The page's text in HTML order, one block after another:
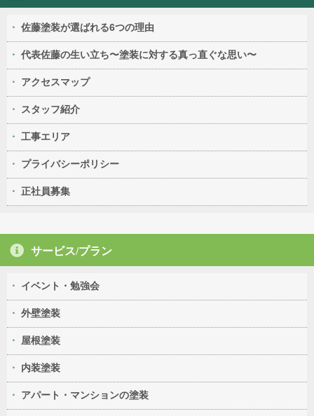
佐藤塗装が選ばれる6つの理由
代表佐藤の生い立ち〜塗装に対する真っ直ぐな思い〜
アクセスマップ
スタッフ紹介
工事エリア
プライバシーポリシー
正社員募集
サービス/プラン
イベント・勉強会
外壁塗装
屋根塗装
内装塗装
アパート・マンションの塗装